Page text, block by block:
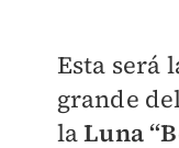
Esta será
grande
laLuna